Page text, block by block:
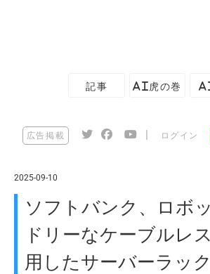
記事 AI虎の巻
広告掲載 ログイン
2025-09-10
ソフトバンク、ロボ
ドリーなケーブルレ
用したサーバーラッ